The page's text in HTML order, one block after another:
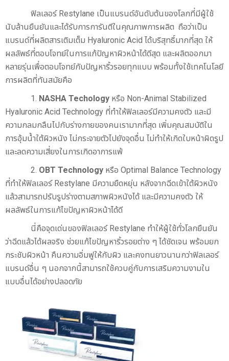
ฟิลเลอร์ Restylane เป็นแบรนด์อันดับต้นของโลกที่มีผู้ใช้
นับล้านยืนยันและได้รับการการันตีในคุณภาพการผลิต ถือว่าเป็น
แบรนด์ที่ผลิตสารเติมเต็ม Hyaluronic Acid ได้บริสุทธิ์มากที่สุด ให้
ผลลัพธ์ที่ตอบโจทย์ในการแก้ปัญหาผิวหน้าได้ดีสุด และผลิตออกมา
หลายรุ่นเพื่อตอบโจทย์กับปัญหาริ้วรอยทุกแบบ พร้อมทั้งใช้เทคโนโลยี
การผลิตที่ทันสมัยคือ
1. NASHA Techology หรือ Non-Animal Stabilized
Hyaluronic Acid Technology ที่ทำให้ฟิลเลอร์มีความคงตัว และมี
ความกลมกลืนไปกับร่างกายของคนเรามากที่สุด เพิ่มคุณสมบัติใน
การอุ้มน้ำใต้ผิวหนัง ไม่กระจายตัวไปยังจุดอื่น ไม่ทำให้เกิดใบหน้าผิดรูป
และลดความเสี่ยงในการเกิดอาการแพ้
2. OBT Technology หรือ Optimal Balance Technology
ที่ทำให้ฟิลเลอร์ Restylane มีความยืดหยุ่น หลังจากฉีดเข้าใต้ผิวหนัง
แล้วสามารถปรับรูปร่างตามสภาพผิวหนังได้ และมีความคงตัว ให้
ผลลัพธ์ในการแก้ไขปัญหาผิวหน้าได้ดี
นี่คือจุดเด่นของฟิลเลอร์ Restylane ทำให้ผู้ใช้ทั่วโลกยืนยัน
ว่าฉีดแล้วได้ผลจริง ช่วยแก้ไขปัญหาริ้วรอยต่าง ๆ ได้ชัดเจน พร้อมยก
กระชับผิวหน้า คืนความอิ่มฟูให้กับผิว และคงทนยาวนานกว่าฟิลเลอร์
แบรนด์อื่น ๆ นอกจากนี้สามารถใช้ควบคู่กับการเสริมความงามใน
แบบอื่นได้อย่างปลอดภัย